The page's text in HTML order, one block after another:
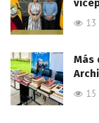
13
Más
15